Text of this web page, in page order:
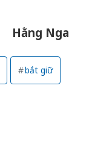
Hằng Nga
bắt giữ